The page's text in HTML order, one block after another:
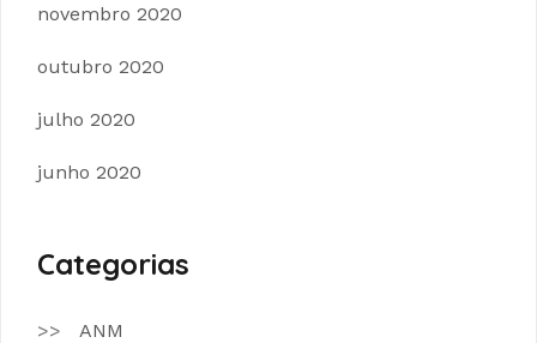
novembro 2020
outubro 2020
julho 2020
junho 2020
Categorias
ANM